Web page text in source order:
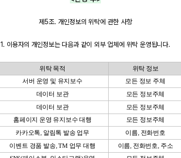
제5조. 개인정보의 위탁에 관한 사항
1. 이용자의 개인정보는 다음과 같이 외부 업체에 위탁 운영됩니다.
위탁 목적 위탁 정보
서버 운영 및 유지보수 모든 정보 주체
데이터 보관 모든 정보주체
데이터 보관 모든 정보주체
홈페이지 운영 유지보수 대행 모든 정보주체
카카오톡, 알림톡 발송 업무 이름, 전화번호
이벤트 경품 발송, TM 업무 대행 이름, 전화번호, 주소